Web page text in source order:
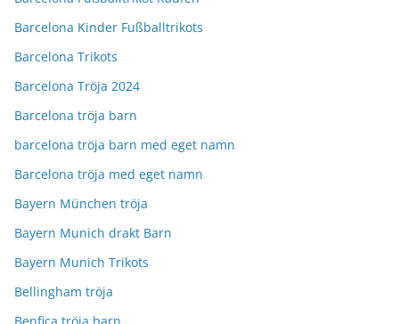
Barcelona Kinder Fußballtrikots
Barcelona Trikots
Barcelona Tröja 2024
Barcelona tröja barn
barcelona tröja barn med eget namn
Barcelona tröja med eget namn
Bayern München tröja
Bayern Munich drakt Barn
Bayern Munich Trikots
Bellingham tröja